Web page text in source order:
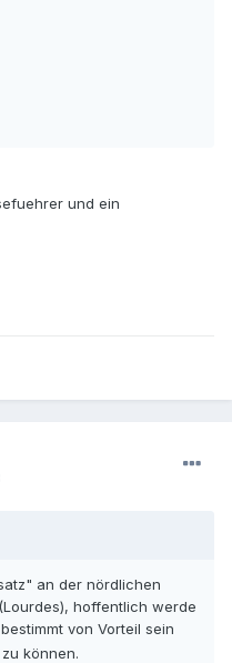
und ein
an der nördlichen
hoffentlich werde
von Vorteil sein
können.